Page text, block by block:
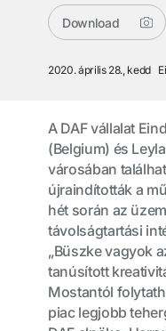
Download
2020. április 28., kedd
A DAF vállalat
(Belgium) és
városában
újraindították a
hét során az
távolságtartási
„Büszke vagyok
tanúsított
Mostantól
piac legjobb